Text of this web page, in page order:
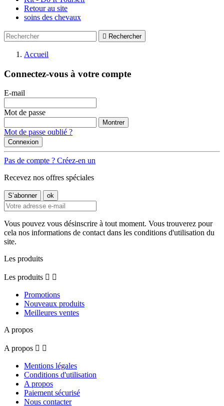
Retour au site
soins des chevaux
 Rechercher
Accueil
Connectez-vous à votre compte
E-mail
Mot de passe
Montrer
Mot de passe oublié ?
Connexion
Pas de compte ? Créez-en un
Recevez nos offres spéciales
Vous pouvez vous désinscrire à tout moment. Vous trouverez pour
cela nos informations de contact dans les conditions d'utilisation du
site.
Les produits
Les produits  
Promotions
Nouveaux produits
Meilleures ventes
A propos
A propos  
Mentions légales
Conditions d'utilisation
A propos
Paiement sécurisé
Nous contacter